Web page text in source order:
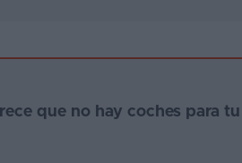
que no hay coches para